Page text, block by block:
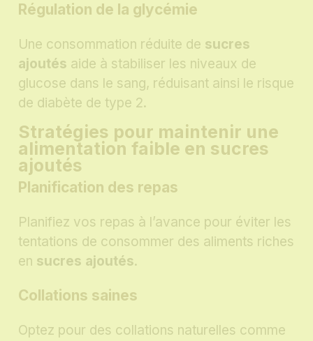
Régulation de la glycémie
Une consommation réduite de sucres
ajoutés aide à stabiliser les niveaux de
glucose dans le sang, réduisant ainsi le risque
de diabète de type 2.
Stratégies pour maintenir une
alimentation faible en sucres
ajoutés
Planification des repas
Planifiez vos repas à l’avance pour éviter les
tentations de consommer des aliments riches
en sucres ajoutés.
Collations saines
Optez pour des collations naturelles comme